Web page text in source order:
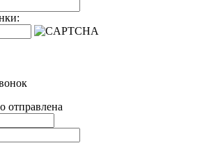
отправлена